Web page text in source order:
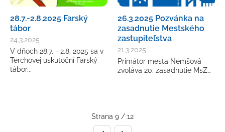
28.7.-2.8.2025 Farský
tábor
24.3.2025
V dňoch 28.7. - 2.8. 2025 sa v
Terchovej uskutoční Farský
tábor...
26.3.2025 Pozvánka na
zasadnutie Mestského
zastupiteľstva
21.3.2025
Primátor mesta Nemšová
zvoláva 20. zasadnutie MsZ…
Strana 9 / 12